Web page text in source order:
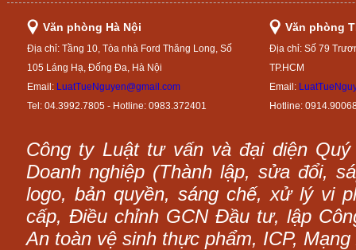
Văn phòng Hà Nội
Địa chỉ: Tầng 10, Tòa nhà Ford Thăng Long, Số
105 Láng Hạ, Đống Đa, Hà Nội
Email: LuatTueNguyen@gmail.com
Tel: 04.3992.7805 - Hotline: 0983.372401
Văn phòng
Địa chỉ: Số 79
TP.HCM
Email:
Hotline:
Công ty Luật tư vấn và đại diện
Doanh nghiệp (Thành lập, sửa đổi,
logo, bản quyền, sáng chế, xử lý vi
cấp, Điều chỉnh GCN Đầu tư, lập
An toàn vệ sinh thực phẩm, ICP,